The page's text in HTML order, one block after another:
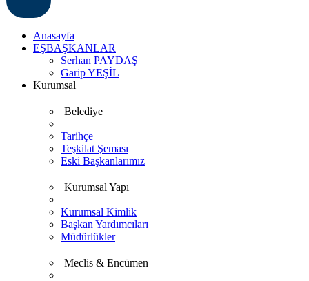
Anasayfa
EŞBAŞKANLAR
Serhan PAYDAŞ
Garip YEŞİL
Kurumsal
Belediye
Tarihçe
Teşkilat Şeması
Eski Başkanlarımız
Kurumsal Yapı
Kurumsal Kimlik
Başkan Yardımcıları
Müdürlükler
Meclis & Encümen